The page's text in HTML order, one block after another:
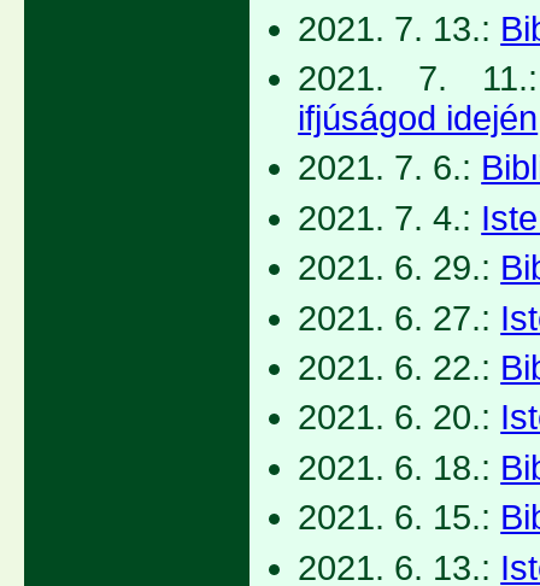
2021. 7. 13.:
2021. 7.
ifjúságod idején
2021. 7. 6.:
2021. 7. 4.:
2021. 6. 29.:
2021. 6. 27.:
2021. 6. 22.:
2021. 6. 20.:
2021. 6. 18.:
2021. 6. 15.:
2021. 6. 13.: